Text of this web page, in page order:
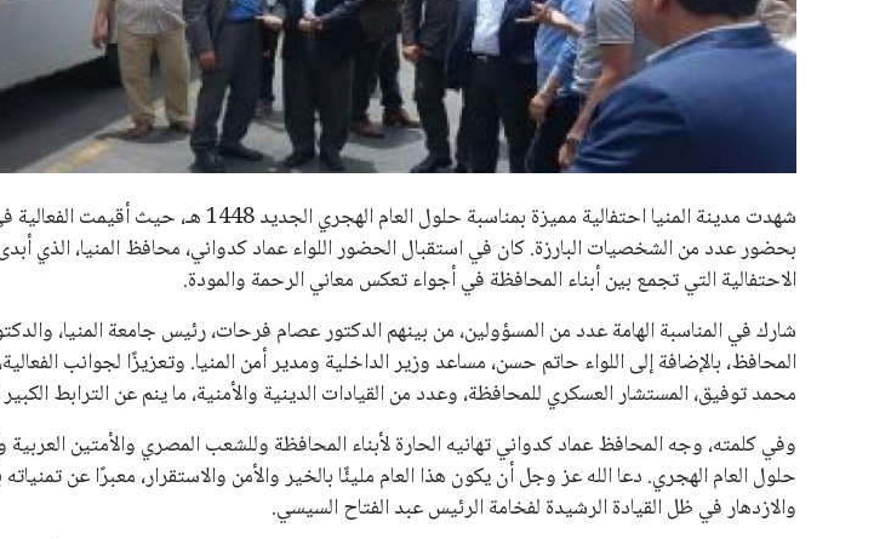
شهدت مدينة المنيا احتفالية مميزة بمناسبة حلول العام الهجري
بحضور عدد من الشخصيات البارزة. كان في استقبال الحضور اللواء عماد كدواني، محافظ المنيا، الذي
الاحتفالية التي تجمع بين أبناء المحافظة في أجواء تعكس معاني الرحمة والمودة.
شارك في المناسبة الهامة عدد من المسؤولين، من بينهم الدكتور عصام فرحات، رئيس جامعة المنيا،
المحافظ، بالإضافة إلى اللواء حاتم حسن، مساعد وزير الداخلية ومدير أمن المنيا. وتعزيزًا لجوانب
محمد توفيق، المستشار العسكري للمحافظة، وعدد من القيادات الدينية والأمنية، ما ينم عن الترابط
وفي كلمته، وجه المحافظ عماد كدواني تهانيه الحارة لأبناء المحافظة وللشعب المصري والأمتين العربية
حلول العام الهجري. دعا الله عز وجل أن يكون هذا العام مليئًا بالخير والأمن والاستقرار، معبرًا عن
والازدهار في ظل القيادة الرشيدة لفخامة الرئيس عبد الفتاح السيسي.